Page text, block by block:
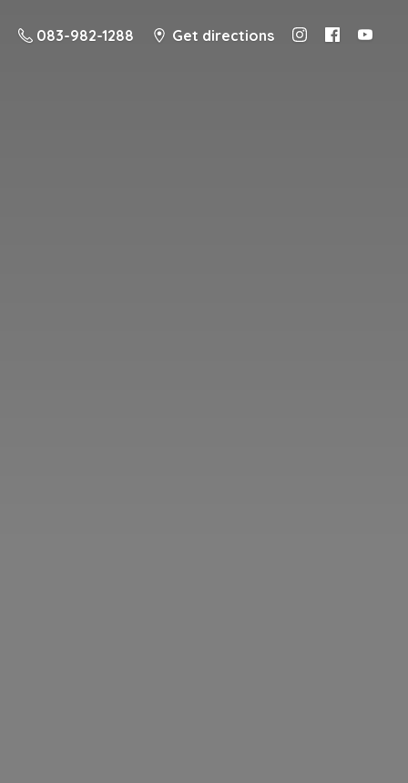
083-982-1288 Get directions